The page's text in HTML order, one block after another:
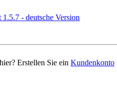
Erstellen Sie ein Kundenkonto